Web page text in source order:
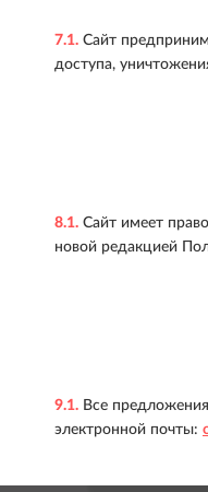
7.1. Сайт
доступа,
8.1. Сайт имеет
новой редакцией
9.1. Все
электронной почты: